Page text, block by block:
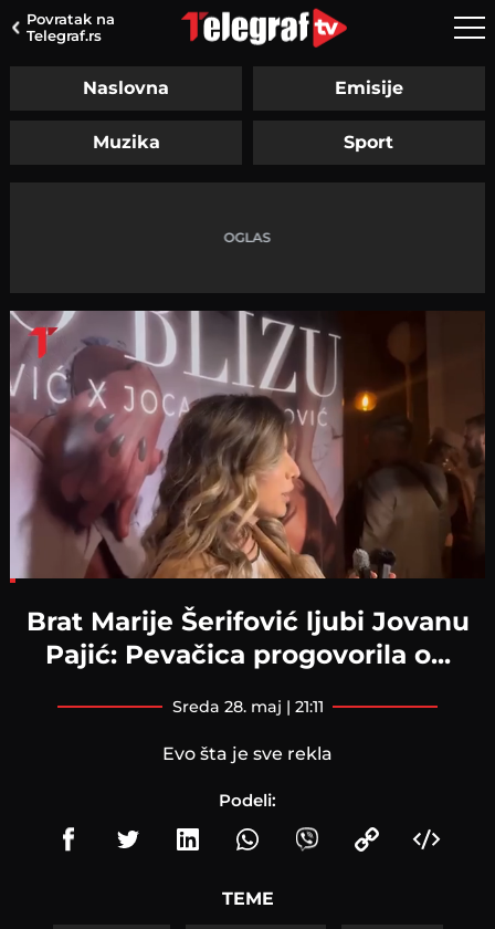
Povratak na
Telegraf.rs
Naslovna Emisije
Muzika Sport
Brat Marije Šerifović ljubi Jovanu
Pajić: Pevačica progovorila o...
sreda 28. maj | 21:11
Evo šta je sve rekla
Podeli:
TEME